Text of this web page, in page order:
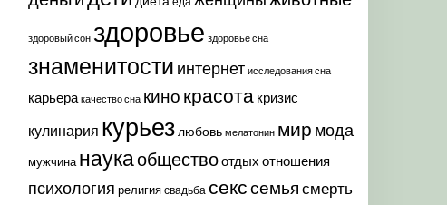
здоровый сон здоровье здоровье сна
знаменитости интернет исследования сна
карьера качество сна кино красота кризис
кулинария курьез любовь мелатонин мир мода
мужчина наукаобществоотдых отношения
психология религия свадьба секссемья смерть